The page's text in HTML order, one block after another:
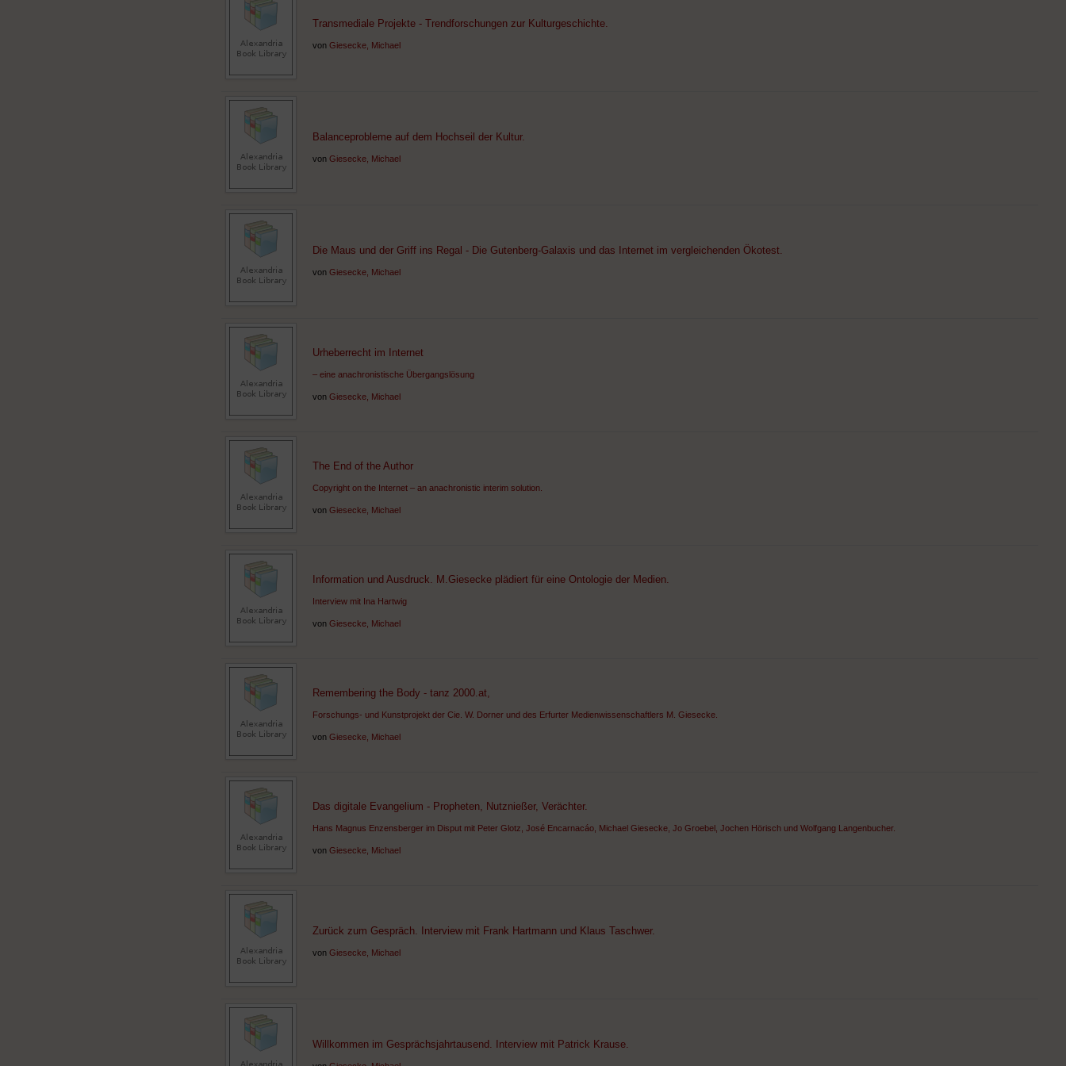
Transmediale Projekte - Trendforschungen zur Kulturgeschichte.
von Giesecke, Michael
Balanceprobleme auf dem Hochseil der Kultur.
von Giesecke, Michael
Die Maus und der Griff ins Regal - Die Gutenberg-Galaxis und das Internet im vergleichenden Ökotest.
von Giesecke, Michael
Urheberrecht im Internet
– eine anachronistische Übergangslösung
von Giesecke, Michael
The End of the Author
Copyright on the Internet – an anachronistic interim solution.
von Giesecke, Michael
Information und Ausdruck. M.Giesecke plädiert für eine Ontologie der Medien.
Interview mit Ina Hartwig
von Giesecke, Michael
Remembering the Body - tanz 2000.at,
Forschungs- und Kunstprojekt der Cie. W. Dorner und des Erfurter Medienwissenschaftlers M. Giesecke.
von Giesecke, Michael
Das digitale Evangelium - Propheten, Nutznießer, Verächter.
Hans Magnus Enzensberger im Disput mit Peter Glotz, José Encarnacáo, Michael Giesecke, Jo Groebel, Jochen Hörisch und Wolfgang Langenbucher.
von Giesecke, Michael
Zurück zum Gespräch. Interview mit Frank Hartmann und Klaus Taschwer.
von Giesecke, Michael
Willkommen im Gesprächsjahrtausend. Interview mit Patrick Krause.